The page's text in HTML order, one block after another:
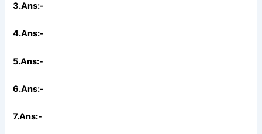
3.Ans:-
4.Ans:-
5.Ans:-
6.Ans:-
7.Ans:-